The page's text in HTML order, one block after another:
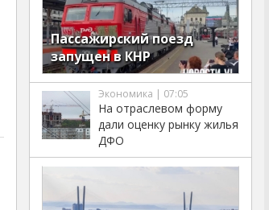
Пассажирский поезд
запущен в КНР
Экономика | 07:05
На отраслевом форму
дали оценку рынку жилья
ДФО